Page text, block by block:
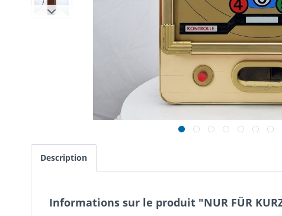
Description
Informations sur le produit "NUR FÜR